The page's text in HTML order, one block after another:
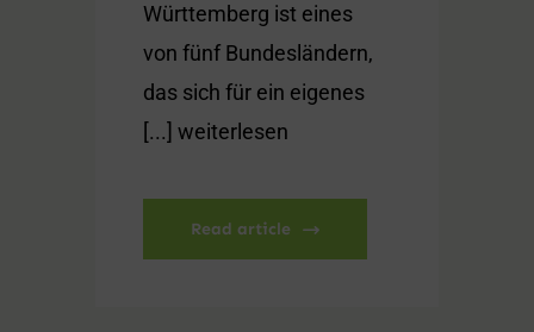
Württemberg ist eines
von fünf Bundesländern,
das sich für ein eigenes
[...] weiterlesen
Read article